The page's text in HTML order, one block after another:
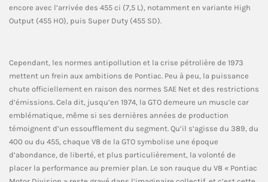
encore avec l’arrivée des 455 ci (7,5 L), notamment en variante High
Output (455 HO), puis Super Duty (455 SD).
Cependant, les normes antipollution et la crise pétrolière de 1973
mettent un frein aux ambitions de Pontiac. Peu à peu, la puissance
chute officiellement en raison des normes SAE Net et des restrictions
d’émissions. Cela dit, jusqu’en 1974, la GTO demeure un muscle car
emblématique, même si ses dernières années de production
témoignent d’un essoufflement du segment. Qu’il s’agisse du 389, du
400 ou du 455, chaque V8 de la GTO symbolise une époque
d’abondance, de liberté, et plus particulièrement, la volonté de
placer la performance au premier plan. Le son rauque du V8 « Pontiac